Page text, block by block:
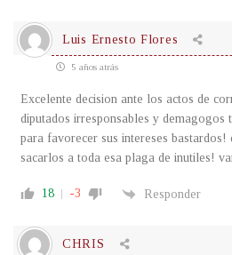
Luis Ernesto Flores
5 años atrás
Excelente decision ante los actos de
diputados irresponsables y demagogos
para favorecer sus intereses bastardos!
sacarlos a toda esa plaga de inutiles!
18 -3 Responder
CHRIS